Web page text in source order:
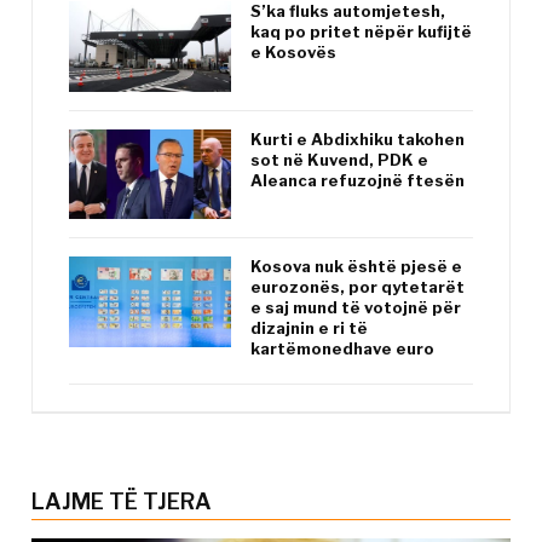
S’ka fluks automjetesh,
kaq po pritet nëpër kufijtë
e Kosovës
Kurti e Abdixhiku takohen
sot në Kuvend, PDK e
Aleanca refuzojnë ftesën
Kosova nuk është pjesë e
eurozonës, por qytetarët
e saj mund të votojnë për
dizajnin e ri të
kartëmonedhave euro
LAJME TË TJERA